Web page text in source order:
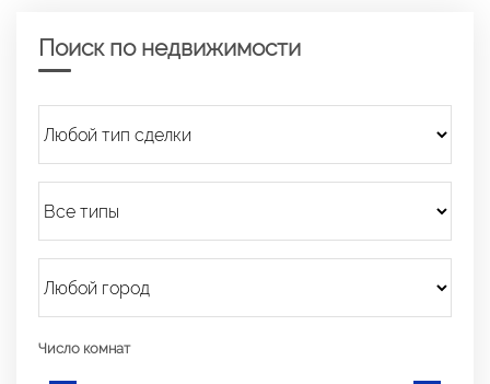
Поиск по недвижимости
Число комнат